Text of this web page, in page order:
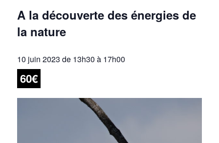
A la découverte des énergies de
la nature
10 juin 2023 de 13h30 à 17h00
60€